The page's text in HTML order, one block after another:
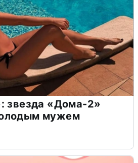
звезда «Дома-2»
мужем